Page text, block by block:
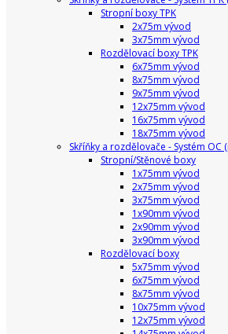
Stropní boxy TPK
2x75m vývod
3x75mm vývod
Rozdělovací boxy TPK
6x75mm vývod
8x75mm vývod
9x75mm vývod
12x75mm vývod
16x75mm vývod
18x75mm vývod
Skříňky a rozdělovače - Systém OC
Stropní/Stěnové boxy
1x75mm vývod
2x75mm vývod
3x75mm vývod
1x90mm vývod
2x90mm vývod
3x90mm vývod
Rozdělovací boxy
5x75mm vývod
6x75mm vývod
8x75mm vývod
10x75mm vývod
12x75mm vývod